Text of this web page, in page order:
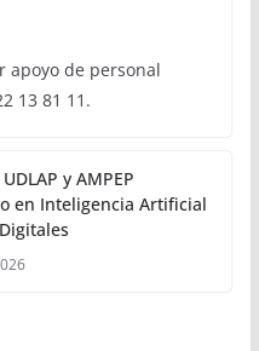
apoyo de personal
13 81 11.
y AMPEP
en Inteligencia Artificial